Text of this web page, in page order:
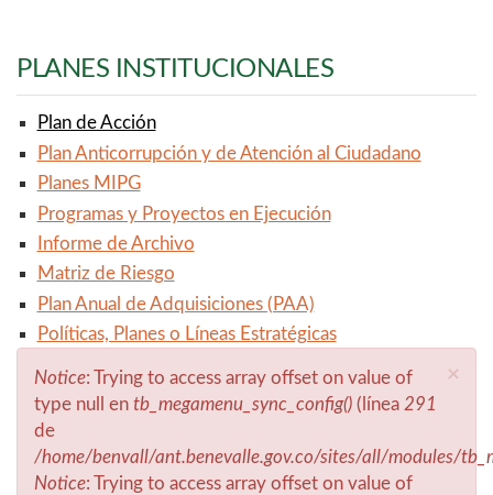
PLANES INSTITUCIONALES
Plan de Acción
Plan Anticorrupción y de Atención al Ciudadano
Planes MIPG
Programas y Proyectos en Ejecución
Informe de Archivo
Matriz de Riesgo
Plan Anual de Adquisiciones (PAA)
Políticas, Planes o Líneas Estratégicas
×
Mensaje de error
Notice: Trying to access array offset on value of
type null en tb_megamenu_sync_config() (línea 291
de
/home/benvall/ant.benevalle.gov.co/sites/all/modules/
Notice: Trying to access array offset on value of